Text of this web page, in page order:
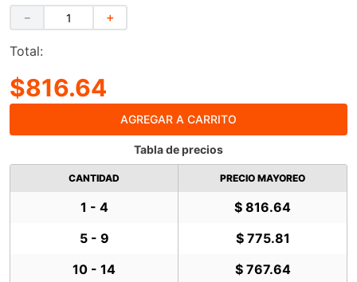
＋
－
Total:
$816.64
AGREGAR A CARRITO
Tabla de precios
CANTIDAD PRECIO MAYOREO
1 - 4
$ 816.64
5 - 9
$ 775.81
10 - 14
$ 767.64